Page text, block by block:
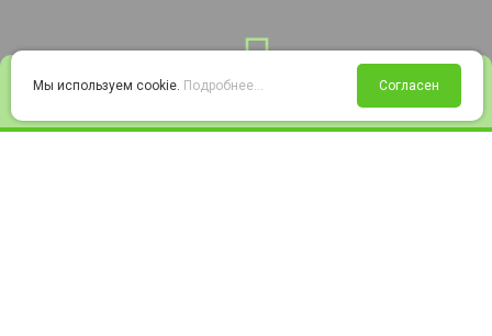
Войти Избранное Корзина
Мы используем cookie. Подробнее... Согласен